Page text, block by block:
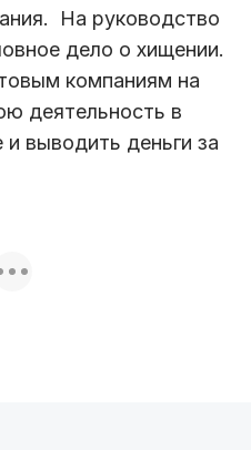
На руководство
дело о хищении.
компаниям на
деятельность в
выводить деньги за